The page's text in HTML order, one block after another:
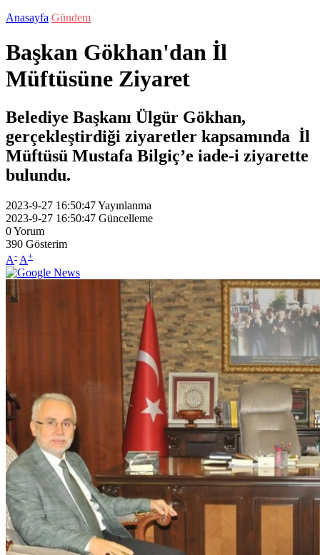
Anasayfa Gündem
Başkan Gökhan'dan İl
Müftüsüne Ziyaret
Belediye Başkanı Ülgür Gökhan,
gerçekleştirdiği ziyaretler kapsamında İl
Müftüsü Mustafa Bilgiç’e iade-i ziyarette
bulundu.
2023-9-27 16:50:47Yayınlanma
2023-9-27 16:50:47 Güncelleme
0Yorum
390 Gösterim
A- A+